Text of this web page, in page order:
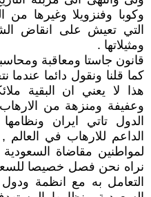
وكوبا وفنزويلا وغيرها من
التي تعيش على انقاض
ومثيلاتها .
قانون جاستا ومعاقبة
كما قلنا ونقول دائما
هذا لا يعني ان البقية
وعفيفة ومنزهة من
الدول تاتي ايران
الداعم للارهاب في العالم
لمواطنين مقاضاة
نراه نحن فصل خصيصا
التعامل به مع انظمة